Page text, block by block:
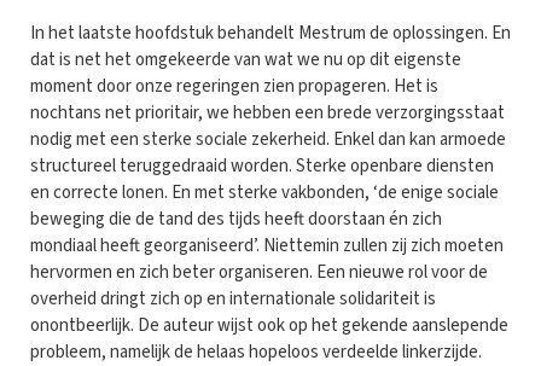
In het laatste hoofdstuk behandelt Mestrum de oplossingen. En
dat is net het omgekeerde van wat we nu op dit eigenste
moment door onze regeringen zien propageren. Het is
nochtans net prioritair, we hebben een brede verzorgingsstaat
nodig met een sterke sociale zekerheid. Enkel dan kan armoede
structureel teruggedraaid worden. Sterke openbare diensten
en correcte lonen. En met sterke vakbonden, ‘de enige sociale
beweging die de tand des tijds heeft doorstaan én zich
mondiaal heeft georganiseerd’. Niettemin zullen zij zich moeten
hervormen en zich beter organiseren. Een nieuwe rol voor de
overheid dringt zich op en internationale solidariteit is
onontbeerlijk. De auteur wijst ook op het gekende aanslepende
probleem, namelijk de helaas hopeloos verdeelde linkerzijde.